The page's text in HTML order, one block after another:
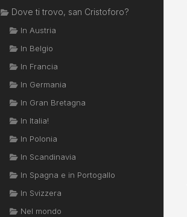
Dove ti trovo, san Cristoforo?
In Austria
In Belgio
In Francia
In Germania
In Gran Bretagna
In Italia!
In Polonia
In Scandinavia
In Spagna e in Portogallo
In Svizzera
Nel mondo